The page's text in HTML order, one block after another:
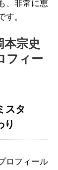
、非常に恵
す。
本宗史
フィー
スタ
り
ロフィール